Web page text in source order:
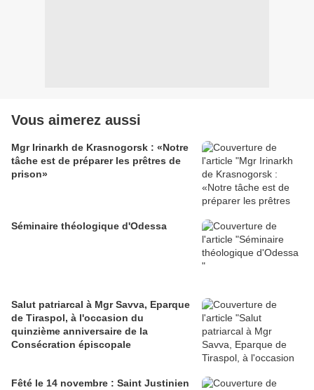
Vous aimerez aussi
Mgr Irinarkh de Krasnogorsk : «Notre
tâche est de préparer les prêtres de
prison»
Séminaire théologique d'Odessa
Salut patriarcal à Mgr Savva, Eparque
de Tiraspol, à l'occasion du
quinzième anniversaire de la
Consécration épiscopale
Fêté le 14 novembre : Saint Justinien